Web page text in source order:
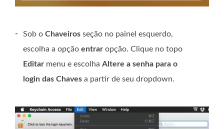
- Sob o Chaveiros seção no painel esquerdo,
escolha a opção entrar opção. Clique no topo
Editar menu e escolha Altere a senha para o
login das Chaves a partir de seu dropdown.